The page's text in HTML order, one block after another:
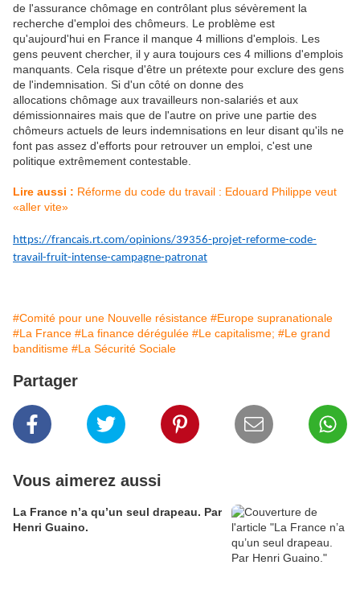
de l'assurance chômage en contrôlant plus sévèrement la
recherche d'emploi des chômeurs. Le problème est
qu'aujourd'hui en France il manque 4 millions d'emplois. Les
gens peuvent chercher, il y aura toujours ces 4 millions d'emplois
manquants. Cela risque d'être un prétexte pour exclure des gens
de l'indemnisation. Si d'un côté on donne des
allocations chômage aux travailleurs non-salariés et aux
démissionnaires mais que de l'autre on prive une partie des
chômeurs actuels de leurs indemnisations en leur disant qu'ils ne
font pas assez d'efforts pour retrouver un emploi, c'est une
politique extrêmement contestable.
Lire aussi : Réforme du code du travail : Edouard Philippe veut
«aller vite»
https://francais.rt.com/opinions/39356-projet-reforme-code-
travail-fruit-intense-campagne-patronat
#Comité pour une Nouvelle résistance #Europe supranationale
#La France #La finance dérégulée #Le capitalisme; #Le grand
banditisme #La Sécurité Sociale
Partager
Vous aimerez aussi
La France n’a qu’un seul drapeau. Par
Henri Guaino.